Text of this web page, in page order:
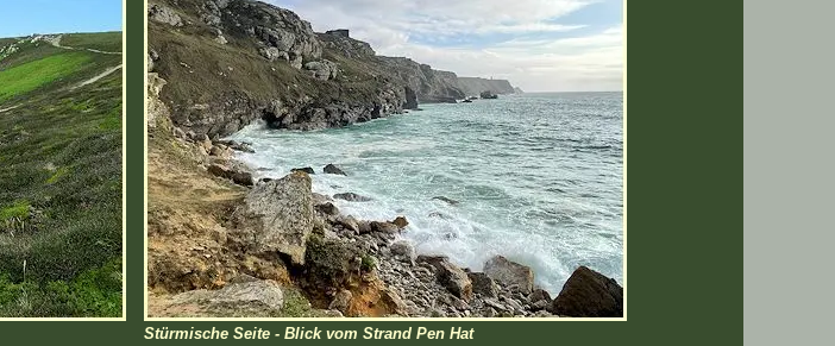
Stürmische Seite - Blick vom Strand Pen Hat